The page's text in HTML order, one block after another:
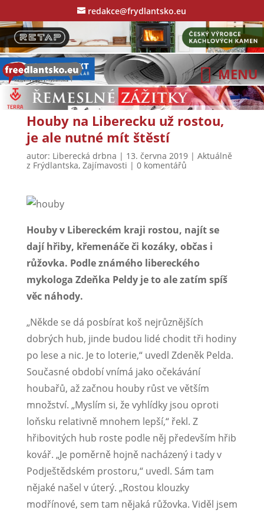
redakce@frydlantsko.eu
Houby na Liberecku už rostou,
je ale nutné mít štěstí
autor: Liberecká drbna | 13. června 2019| Aktuálně
z Frýdlantska, Zajímavosti | 0 komentářů
Houby v Libereckém kraji rostou, najít se
dají hřiby, křemenáče či kozáky, občas i
růžovka. Podle známého libereckého
mykologa Zdeňka Peldy je to ale zatím spíš
věc náhody.
„Někde se dá posbírat koš nejrůznějších
dobrých hub, jinde budou lidé chodit tři hodiny
po lese a nic. Je to loterie,“ uvedl Zdeněk Pelda.
Současné období vnímá jako očekávání
houbařů, až začnou houby růst ve větším
množství. „Myslím si, že vyhlídky jsou oproti
loňsku relativně mnohem lepší,“ řekl. Z
hřibovitých hub roste podle něj především hřib
kovář. „Je poměrně hojně nacházený i tady v
Podještědském prostoru,“ uvedl. Sám tam
nějaké našel v úterý. „Rostou klouzky
modřínové, sem tam nějaká růžovka. Viděl jsem